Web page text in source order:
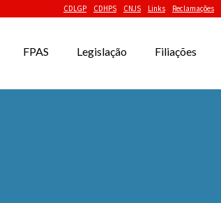
CDLGP CDHPS CNJS Links Reclamações
FPAS Legislação Filiações